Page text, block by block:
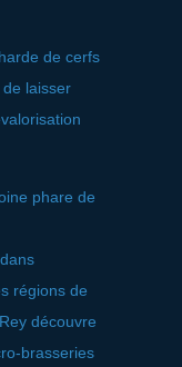
de cerfs
laisser
phare de
régions de
découvre
brasseries